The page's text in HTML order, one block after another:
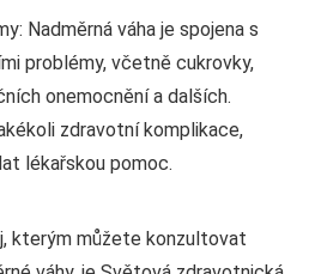
Nadměrná váha je spojena s
problémy, včetně cukrovky,
onemocnění a dalších.
zdravotní komplikace,
lékařskou pomoc.
kterým můžete konzultovat